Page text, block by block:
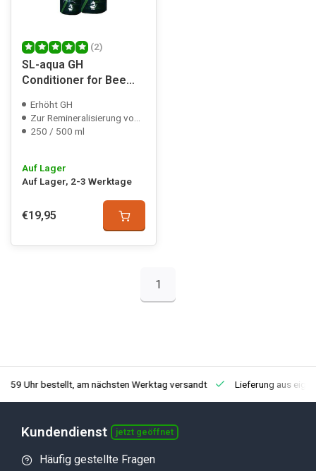
(2)
SL-aqua GH
Conditioner for Bee
Erhöht GH
Zur Remineralisierung von Osmose-/Regenwasser
250 / 500 ml
Auf Lager
Auf Lager, 2-3 Werktage
€19,95
1
Uhr bestellt, am nächsten Werktag versandt Lieferung aus
Kundendienst jetzt geöffnet
Häufig gestellte Fragen